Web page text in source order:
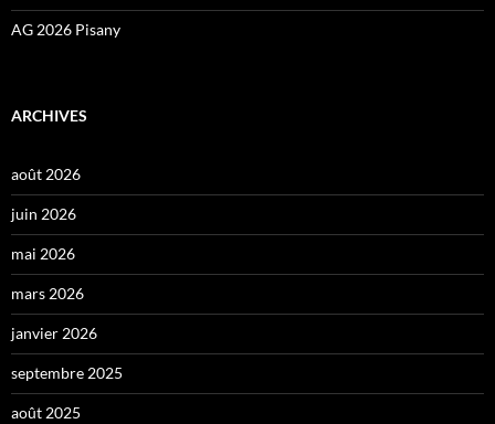
AG 2026 Pisany
ARCHIVES
août 2026
juin 2026
mai 2026
mars 2026
janvier 2026
septembre 2025
août 2025